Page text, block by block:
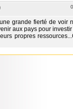
grande fierté de voir
aux pays pour
propres